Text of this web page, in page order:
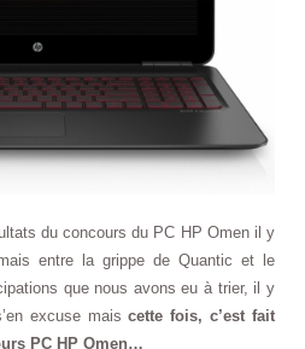
du concours du PC HP Omen il y
entre la grippe de Quantic et le
que nous avons eu à trier, il y
excuse maiscette fois, c’est fait
PC HP Omen…